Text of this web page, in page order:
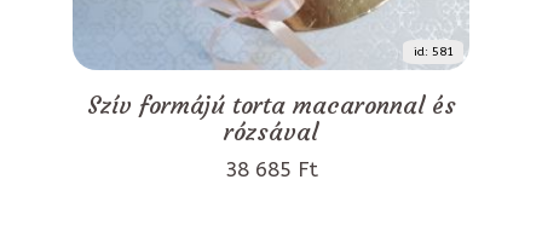
id: 581
Szív formájú torta macaronnal és
rózsával
38 685 Ft